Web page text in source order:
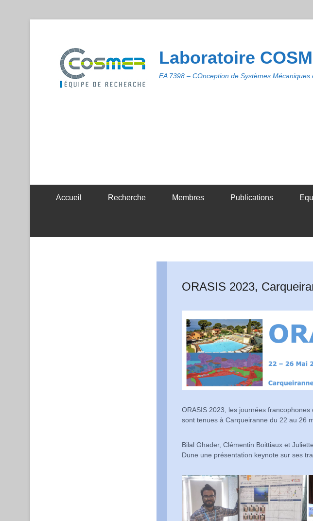
Laboratoire
EA 7398 – COnception de Systèmes Mécaniques
Accueil Recherche Membres Publications
ORASIS 2023,
ORASIS 2023, les journées
sont tenues à Carqueiranne du 22 au 26
Bilal Ghader, Clémentin Boittiaux et
Dune une présentation keynote sur ses